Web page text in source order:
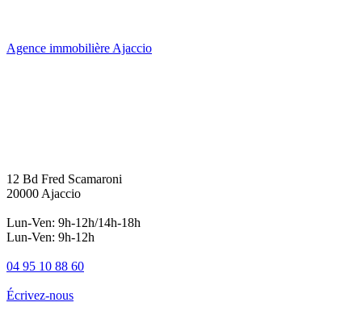
Agence immobilière Ajaccio
12 Bd Fred Scamaroni
20000 Ajaccio
Lun-Ven: 9h-12h/14h-18h
Lun-Ven: 9h-12h
04 95 10 88 60
Écrivez-nous